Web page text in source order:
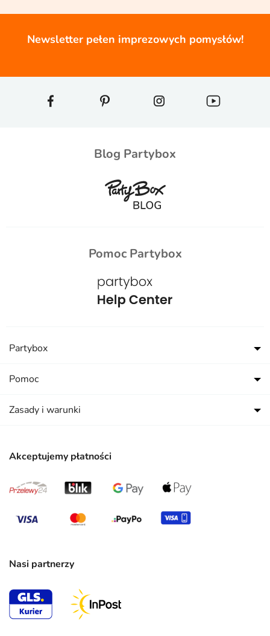
Newsletter pełen imprezowych pomysłów!
Blog Partybox
Pomoc Partybox
Akceptujemy płatności
Nasi partnerzy
Partybox
Pomoc
Zasady i warunki